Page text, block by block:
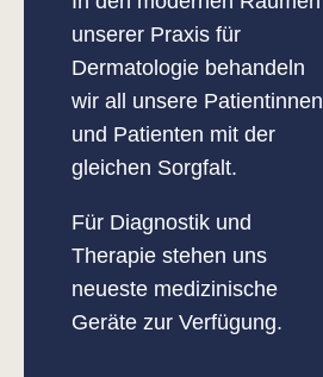
unserer Praxis für
Dermatologie behandeln
wir all unsere Patientinnen
und Patienten mit der
gleichen Sorgfalt.
Für Diagnostik und
Therapie stehen uns
neueste medizinische
Geräte zur Verfügung.